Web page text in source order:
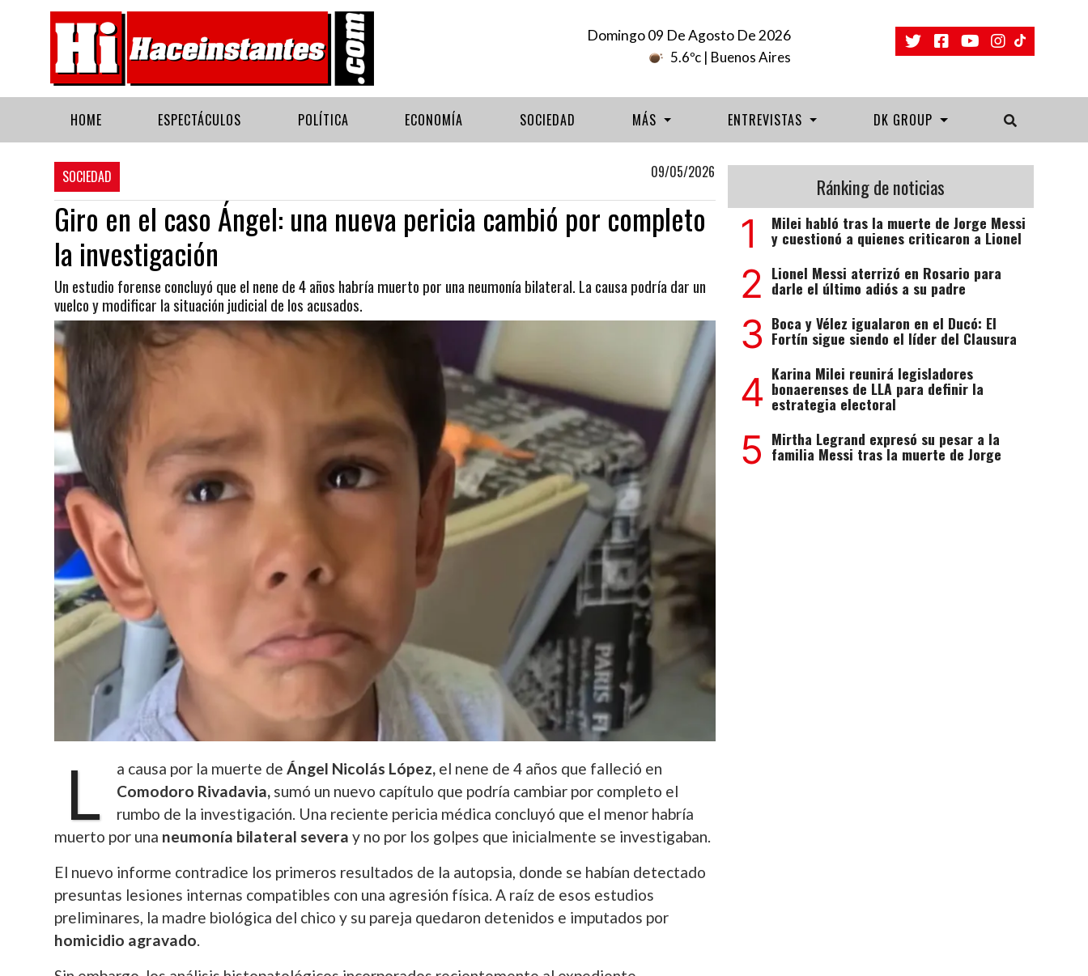
Domingo 09 De Agosto De 2026
5.6ºc | Buenos Aires
HOME ESPECTÁCULOS POLÍTICA ECONOMÍA SOCIEDAD MÁS ENTREVISTAS DK GROUP
SOCIEDAD 09/05/2026
Giro en el caso Ángel: una nueva pericia cambió por completo
la investigación
Un estudio forense concluyó que el nene de 4 años habría muerto por una neumonía bilateral. La causa podría dar un
vuelco y modificar la situación judicial de los acusados.
L a causa por la muerte de Ángel Nicolás López, el nene de 4 años que falleció en
Comodoro Rivadavia, sumó un nuevo capítulo que podría cambiar por completo el
rumbo de la investigación. Una reciente pericia médica concluyó que el menor habría
muerto por una neumonía bilateral severa y no por los golpes que inicialmente se investigaban.
El nuevo informe contradice los primeros resultados de la autopsia, donde se habían detectado
presuntas lesiones internas compatibles con una agresión física. A raíz de esos estudios
preliminares, la madre biológica del chico y su pareja quedaron detenidos e imputados por
homicidio agravado.
Ránking de noticias
1 Milei habló tras la muerte de Jorge Messi
y cuestionó a quienes criticaron a Lionel
2 Lionel Messi aterrizó en Rosario para
darle el último adiós a su padre
3 Boca y Vélez igualaron en el Ducó: El
Fortín sigue siendo el líder del Clausura
4 Karina Milei reunirá legisladores
bonaerenses de LLA para definir la
estrategia electoral
5 Mirtha Legrand expresó su pesar a la
familia Messi tras la muerte de Jorge